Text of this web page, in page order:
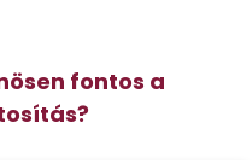
fontos a